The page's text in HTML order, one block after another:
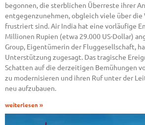
begonnen, die sterblichen Überreste ihrer
entgegenzunehmen, obgleich viele über die
frustriert sind. Air India hat eine vorläufige
Millionen Rupien (etwa 29.000 US-Dollar)
Group, Eigentümerin der Fluggesellschaft,
Unterstützung zugesagt. Das tragische
Schatten auf die derzeitigen Bemühungen
zu modernisieren und ihren Ruf unter der
neu aufzubauen.
weiterlesen »